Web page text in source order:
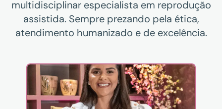
multidisciplinar especialista em reprodução
assistida. Sempre prezando pela ética,
atendimento humanizado e de excelência.